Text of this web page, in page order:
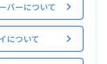
があります。
使用すると限界突
・1個使用すると限
バーについて
について